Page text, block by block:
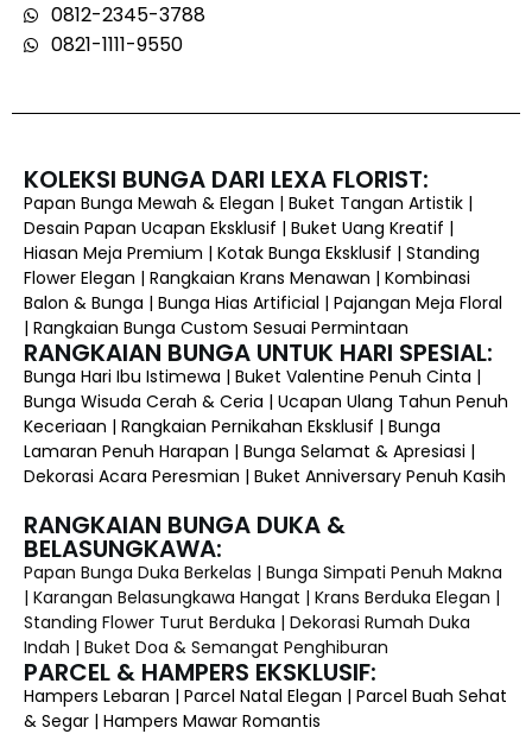
0812-2345-3788
0821-1111-9550
KOLEKSI BUNGA DARI LEXA FLORIST:
Papan Bunga Mewah & Elegan | Buket Tangan Artistik |
Desain Papan Ucapan Eksklusif | Buket Uang Kreatif |
Hiasan Meja Premium | Kotak Bunga Eksklusif | Standing
Flower Elegan | Rangkaian Krans Menawan | Kombinasi
Balon & Bunga | Bunga Hias Artificial | Pajangan Meja Floral
| Rangkaian Bunga Custom Sesuai Permintaan
RANGKAIAN BUNGA UNTUK HARI SPESIAL:
Bunga Hari Ibu Istimewa | Buket Valentine Penuh Cinta |
Bunga Wisuda Cerah & Ceria | Ucapan Ulang Tahun Penuh
Keceriaan | Rangkaian Pernikahan Eksklusif | Bunga
Lamaran Penuh Harapan | Bunga Selamat & Apresiasi |
Dekorasi Acara Peresmian | Buket Anniversary Penuh Kasih
RANGKAIAN BUNGA DUKA &
BELASUNGKAWA:
Papan Bunga Duka Berkelas | Bunga Simpati Penuh Makna
| Karangan Belasungkawa Hangat | Krans Berduka Elegan |
Standing Flower Turut Berduka | Dekorasi Rumah Duka
Indah | Buket Doa & Semangat Penghiburan
PARCEL & HAMPERS EKSKLUSIF:
Hampers Lebaran | Parcel Natal Elegan | Parcel Buah Sehat
& Segar | Hampers Mawar Romantis